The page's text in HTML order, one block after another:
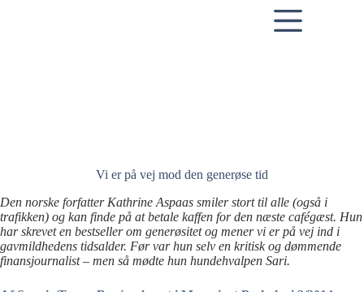
Vi er på vej mod den generøse tid
Den norske forfatter Kathrine Aspaas smiler stort til alle (også i
trafikken) og kan finde på at betale kaffen for den næste cafégæst. Hun
har skrevet en bestseller om generøsitet og mener vi er på vej ind i
gavmildhedens tidsalder. Før var hun selv en kritisk og dømmende
finansjournalist – men så mødte hun hundehvalpen Sari.